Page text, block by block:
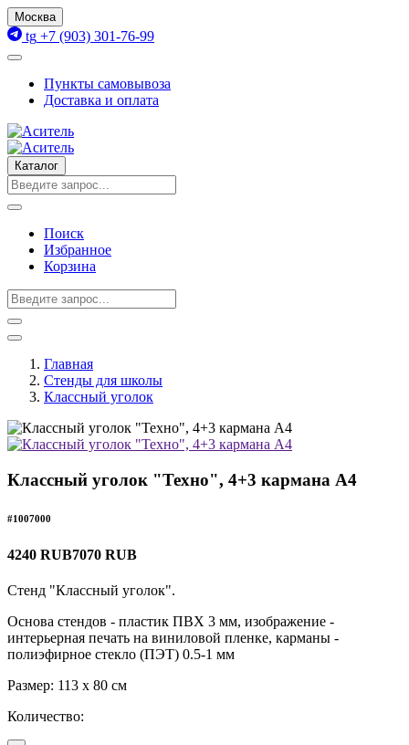
Москва
tg +7 (903) 301-76-99
Пункты самовывоза
Доставка и оплата
Каталог
Поиск
Избранное
Корзина
Главная
Стенды для школы
Классный уголок
Классный уголок "Техно", 4+3 кармана А4
#1007000
4240 RUB7070 RUB
Стенд "Классный уголок".
Основа стендов - пластик ПВХ 3 мм, изображение -
интерьерная печать на виниловой пленке, карманы -
полиэфирное стекло (ПЭТ) 0.5-1 мм
Размер: 113 х 80 см
Количество: